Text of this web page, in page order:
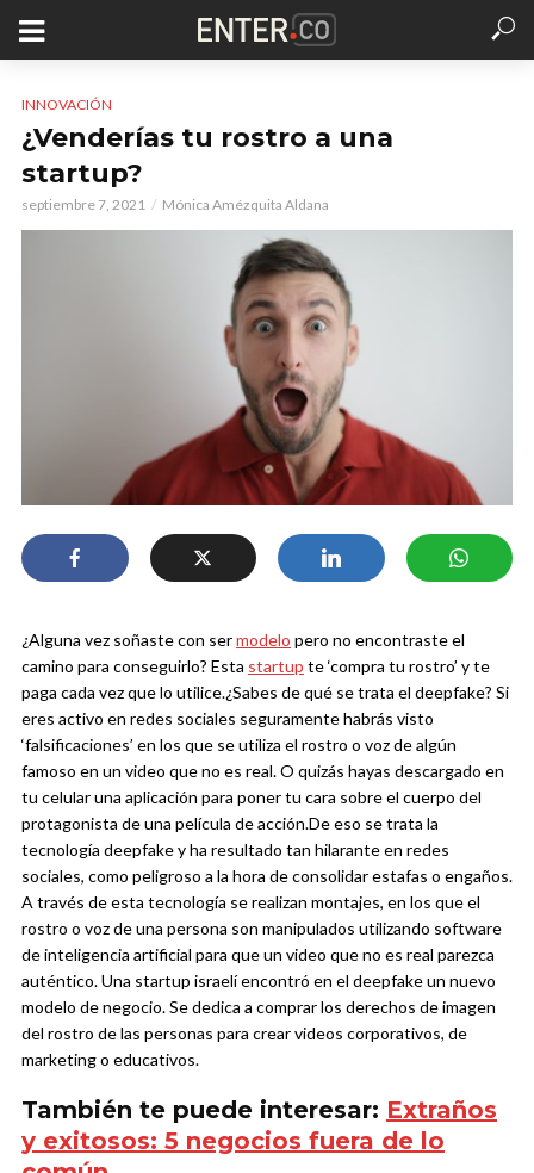
INNOVACIÓN
¿Venderías tu rostro a una
startup?
septiembre 7, 2021 Mónica Amézquita Aldana
¿Alguna vez soñaste con sermodelo pero no encontraste el
camino para conseguirlo? Esta startup te ‘compra tu rostro’ y te
paga cada vez que lo utilice.¿Sabes de qué se trata el deepfake? Si
eres activo en redes sociales seguramente habrás visto
‘falsificaciones’ en los que se utiliza el rostro o voz de algún
famoso en un video que no es real. O quizás hayas descargado en
tu celular una aplicación para poner tu cara sobre el cuerpo del
protagonista de una película de acción.De eso se trata la
tecnología deepfake y ha resultado tan hilarante en redes
sociales, como peligroso a la hora de consolidar estafas o engaños.
A través de esta tecnología se realizan montajes, en los queel
rostro o voz de una persona son manipulados utilizando software
de inteligencia artificial para que un video que no es real parezca
auténtico.Una startup israelí encontró en el deepfake un nuevo
modelo de negocio. Se dedica a comprar los derechos de imagen
del rostro de las personas para crear videos corporativos, de
marketing o educativos.
También te puede interesar: Extraños
y exitosos: 5 negocios fuera de lo